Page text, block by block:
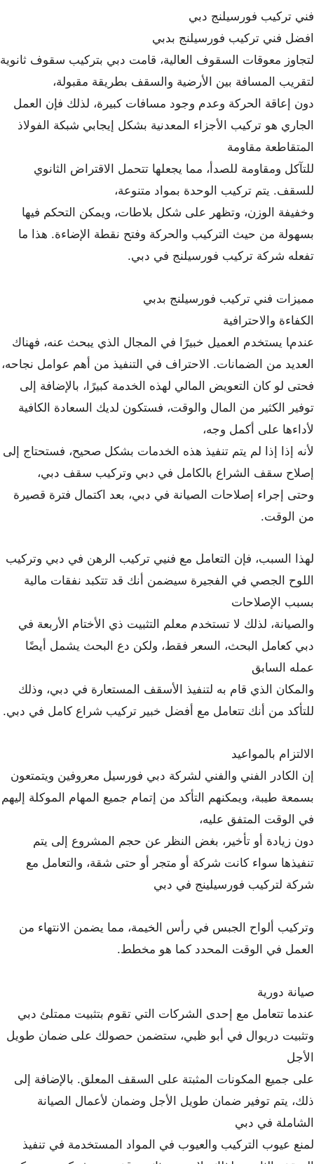
فني تركيب فورسيلنج دبي
افضل فني تركيب فورسيلنج بدبي
لتجاوز معوقات السقوف العالية، قامت دبي بتركيب سقوف ثانوية
لتقريب المسافة بين الأرضية والسقف بطريقة مقبولة،
دون إعاقة الحركة وعدم وجود مسافات كبيرة، لذلك فإن العمل
الجاري هو تركيب الأجزاء المعدنية بشكل إيجابي شبكة الفولاذ
المتقاطعة مقاومة
للتآكل ومقاومة للصدأ، مما يجعلها تتحمل الاقتراض الثانوي
للسقف. يتم تركيب الوحدة بمواد متنوعة،
وخفيفة الوزن، وتظهر على شكل بلاطات، ويمكن التحكم فيها
بسهولة من حيث التركيب والحركة وفتح نقطة الإضاءة. هذا ما
تفعله شركة تركيب فورسيلنج في دبي.
مميزات فني تركيب فورسيلنج بدبي
الكفاءة والاحترافية
عندما يستخدم العميل خبيرًا في المجال الذي يبحث عنه، فهناك
العديد من الضمانات. الاحتراف في التنفيذ من أهم عوامل نجاحه،
فحتى لو كان التعويض المالي لهذه الخدمة كبيرًا، بالإضافة إلى
توفير الكثير من المال والوقت، فستكون لديك السعادة الكافية
لأداءها على أكمل وجه،
لأنه إذا إذا لم يتم تنفيذ هذه الخدمات بشكل صحيح، فستحتاج إلى
إصلاح سقف الشراع بالكامل في دبي وتركيب سقف دبي،
وحتى إجراء إصلاحات الصيانة في دبي، بعد اكتمال فترة قصيرة
من الوقت.
لهذا السبب، فإن التعامل مع فنيي تركيب الرهن في دبي وتركيب
اللوح الجصي في الفجيرة سيضمن أنك قد تتكبد نفقات مالية
بسبب الإصلاحات
والصيانة، لذلك لا تستخدم معلم التثبيت ذي الأختام الأربعة في
دبي كعامل البحث، السعر فقط، ولكن دع البحث يشمل أيضًا
عمله السابق
والمكان الذي قام به لتنفيذ الأسقف المستعارة في دبي، وذلك
للتأكد من أنك تتعامل مع أفضل خبير تركيب شراع كامل في دبي.
الالتزام بالمواعيد
إن الكادر الفني والفني لشركة دبي فورسيل معروفين ويتمتعون
بسمعة طيبة، ويمكنهم التأكد من إتمام جميع المهام الموكلة إليهم
في الوقت المتفق عليه،
دون زيادة أو تأخير، بغض النظر عن حجم المشروع إلى يتم
تنفيذها سواء كانت شركة أو متجر أو حتى شقة، والتعامل مع
شركة لتركيب فورسيلينج في دبي
وتركيب ألواح الجبس في رأس الخيمة، مما يضمن الانتهاء من
العمل في الوقت المحدد كما هو مخطط.
صيانة دورية
عندما تتعامل مع إحدى الشركات التي تقوم بتثبيت ممتلئ دبي
وتثبيت دريوال في أبو ظبي، ستضمن حصولك على ضمان طويل
الأجل
على جميع المكونات المثبتة على السقف المعلق. بالإضافة إلى
ذلك، يتم توفير ضمان طويل الأجل وضمان لأعمال الصيانة
الشاملة في دبي
لمنع عيوب التركيب والعيوب في المواد المستخدمة في تنفيذ